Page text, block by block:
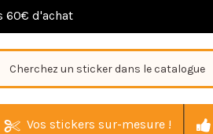
60€ d'achat
Vos stickers sur-mesure !